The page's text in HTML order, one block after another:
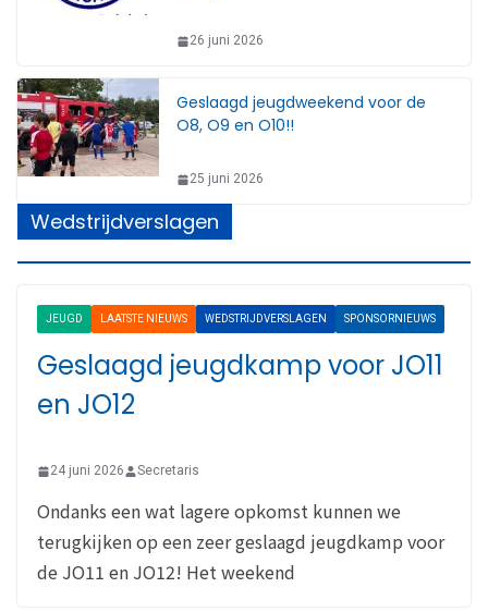
26 juni 2026
Geslaagd jeugdweekend voor de
O8, O9 en O10!!
25 juni 2026
Wedstrijdverslagen
JEUGD LAATSTE NIEUWS WEDSTRIJDVERSLAGEN SPONSORNIEUWS
Geslaagd jeugdkamp voor JO11
en JO12
24 juni 2026 Secretaris
Ondanks een wat lagere opkomst kunnen we
terugkijken op een zeer geslaagd jeugdkamp voor
de JO11 en JO12! Het weekend